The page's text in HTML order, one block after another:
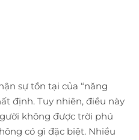
sự tồn tại của “năng
định. Tuy nhiên, điều này
không được trời phú
có gì đặc biệt. Nhiều